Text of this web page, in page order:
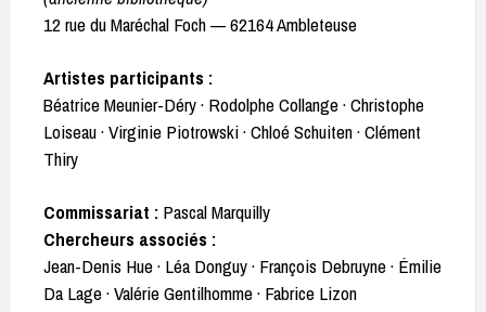
12 rue du Maréchal Foch — 62164 Ambleteuse
Artistes participants :
Béatrice Meunier-Déry · Rodolphe Collange · Christophe
Loiseau · Virginie Piotrowski · Chloé Schuiten · Clément
Thiry
Commissariat : Pascal Marquilly
Chercheurs associés :
Jean-Denis Hue · Léa Donguy · François Debruyne · Émilie
Da Lage · Valérie Gentilhomme · Fabrice Lizon